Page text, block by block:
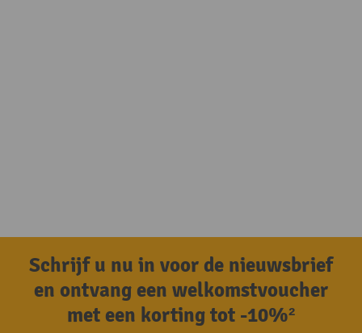
Schrijf u nu in voor de nieuwsbrief
en ontvang een welkomstvoucher
met een korting tot -10%²